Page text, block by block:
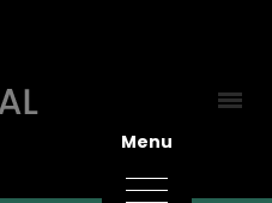
Menu